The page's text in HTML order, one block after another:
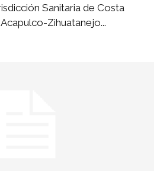
Sanitaria de Costa
Zihuatanejo...